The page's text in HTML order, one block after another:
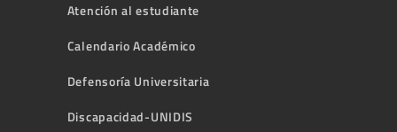
Atención al estudiante
Calendario Académico
Defensoría Universitaria
Discapacidad-UNIDIS